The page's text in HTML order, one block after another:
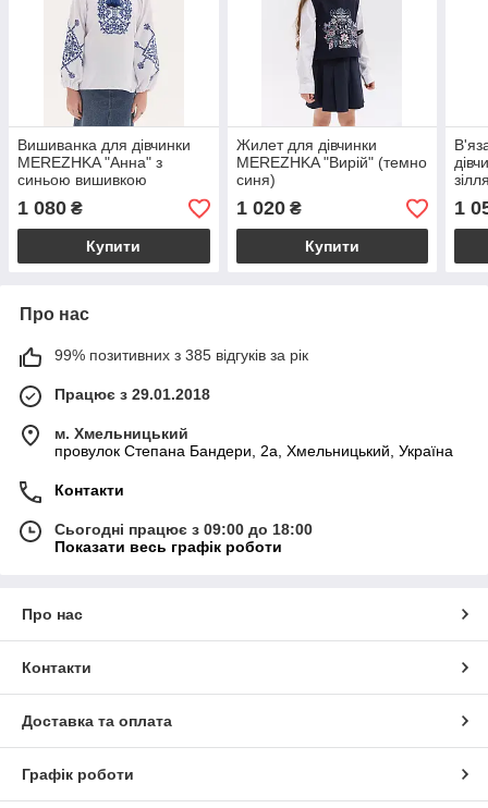
Вишиванка для дівчинки
MEREZHKA "Анна" з
синьою вишивкою
1 080 ₴
Купити
Жилет для дівчинки
MEREZHKA "Вирій" (темно
синя)
1 020₴
Купити
1
Про нас
99% позитивних з 385 відгуків за рік
Працює з 29.01.2018
м. Хмельницький
провулок Степана Бандери, 2a, Хмельницький, Україна
Контакти
Сьогодні працює з 09:00 до 18:00
Показати весь графік роботи
Про нас
Контакти
Доставка та оплата
Графік роботи